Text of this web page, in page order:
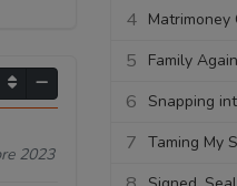
2023
4 Matrimoney
5 Family Again
6 Snapping
7 Taming My